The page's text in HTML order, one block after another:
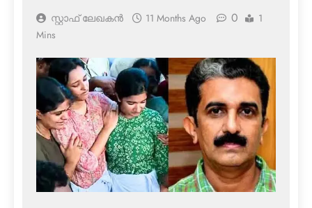
സ്റ്റാഫ് ലേഖകൻ 11 Months Ago 0
1
Mins